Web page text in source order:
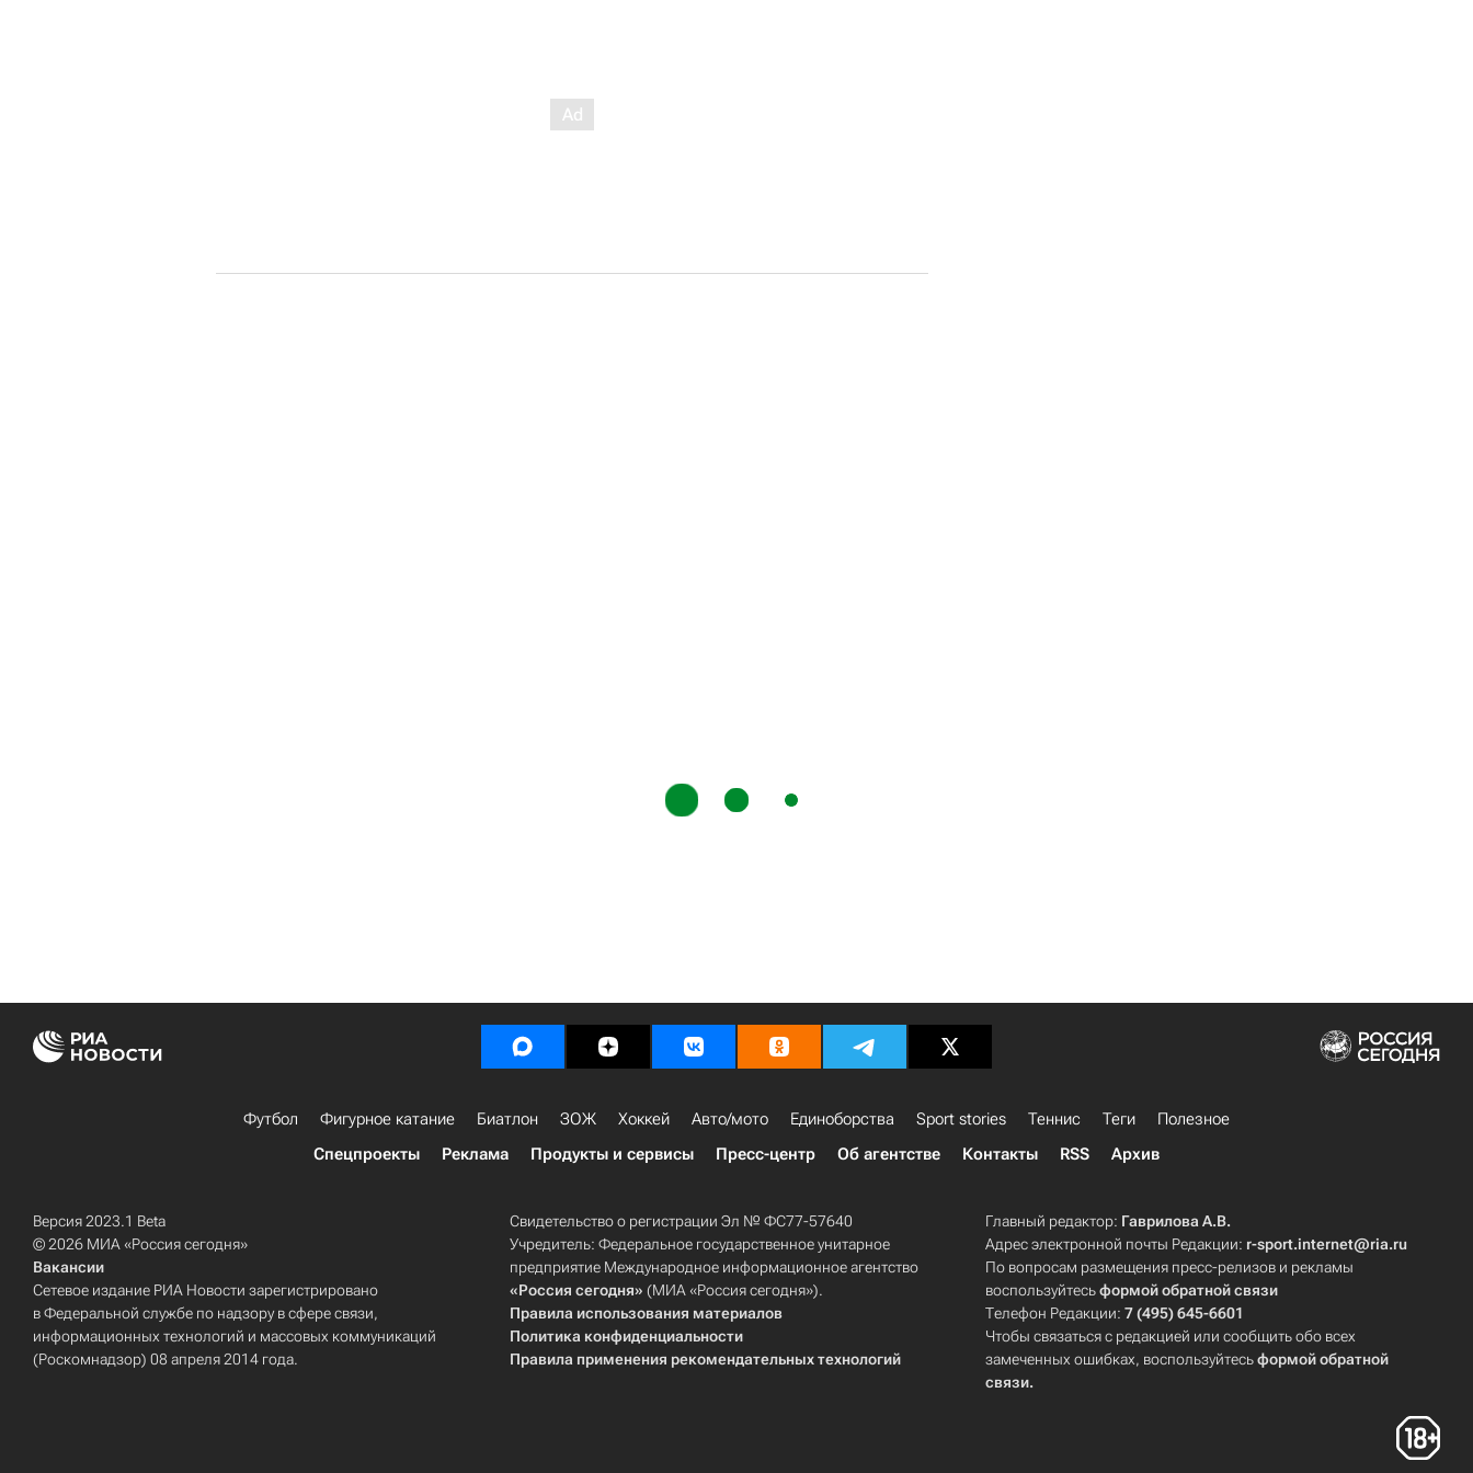
Футбол Фигурное катание Биатлон ЗОЖ Хоккей Авто/мото Единоборства Sport stories Теннис Теги
Полезное
Спецпроекты
Реклама Продукты и сервисы Пресс-центр Об агентстве Контакты RSS Архив
Версия 2023.1 Beta
© 2026 МИА «Россия сегодня»
Вакансии
Сетевое издание РИА Новости зарегистрировано
в Федеральной службе по надзору в сфере связи,
информационных технологий и массовых коммуникаций
(Роскомнадзор) 08 апреля 2014 года.
Свидетельство о регистрации Эл № ФС77-57640
Учредитель: Федеральное государственное унитарное
предприятие Международное информационное агентство
«Россия сегодня» (МИА «Россия сегодня»).
Правила использования материалов
Политика конфиденциальности
Правила применения рекомендательных технологий
Главный редактор: Гаврилова А.В.
Адрес электронной почты Редакции: r-sport.internet@ria.ru
По вопросам размещения пресс-релизов и рекламы
воспользуйтесьформой обратной связи
Телефон Редакции:7 (495) 645-6601
Чтобы связаться с редакцией или сообщить обо всех
замеченных ошибках, воспользуйтесьформой обратной
связи.